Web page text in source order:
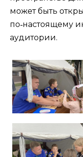
может быть
по‑настоящему
аудитории.